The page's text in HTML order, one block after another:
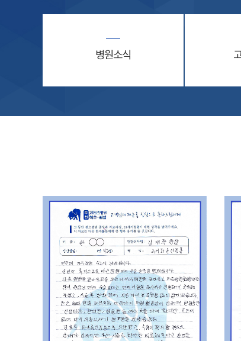
병원소식